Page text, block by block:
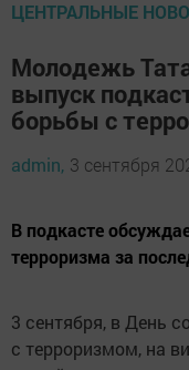
ЦЕНТРАЛЬНЫЕ
Молодежь
выпуск
борьбы с
admin, 3 сентября
В подкасте
терроризма за
3 сентября, в День
с терроризмом, на